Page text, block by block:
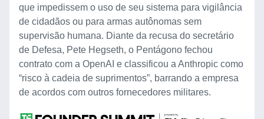
que impedissem o uso de seu sistema para vigilância
de cidadãos ou para armas autônomas sem
supervisão humana. Diante da recusa do secretário
de Defesa, Pete Hegseth, o Pentágono fechou
contrato com a OpenAI e classificou a Anthropic como
“risco à cadeia de suprimentos”, barrando a empresa
de acordos com outros fornecedores militares.